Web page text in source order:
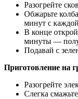
Разогрейте
Обжарьте
минут с
В конце
минуты —
Подавай с
Приготовление на
Разогрейте
Слегка